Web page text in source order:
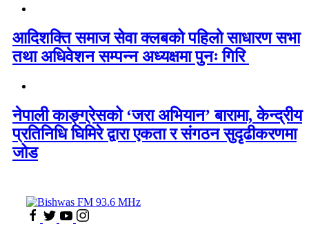
आदिशक्ति समाज सेवा क्लबको पहिलो साधारण सभा
तथा अधिवेशन सम्पन्न अध्यक्षमा पुनः गिरि
नेपाली काङ्ग्रेसको ‘जरा अभियान’ बारामा, केन्द्रीय
प्रतिनिधि घिमिरे द्वारा एकता र संगठन सुदृढीकरणमा
जोड